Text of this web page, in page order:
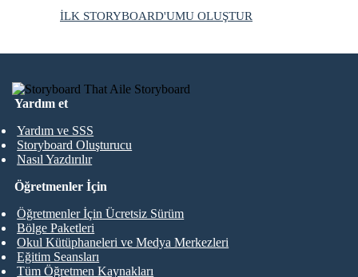
İLK STORYBOARD'UMU OLUŞTUR
Yardım et
Yardım ve SSS
Storyboard Oluşturucu
Nasıl Yazdırılır
Öğretmenler İçin
Öğretmenler İçin Ücretsiz Sürüm
Bölge Paketleri
Okul Kütüphaneleri ve Medya Merkezleri
Eğitim Seansları
Tüm Öğretmen Kaynakları